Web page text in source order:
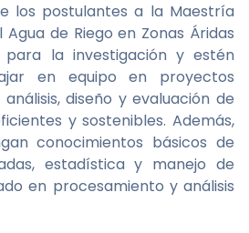
los postulantes a la Maestría
de Riego en Zonas Áridas
para la investigación y estén
en equipo en proyectos
diseño y evaluación de
y sostenibles. Además,
conocimientos básicos de
estadística y manejo de
en procesamiento y análisis